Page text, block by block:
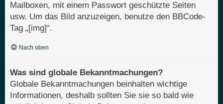
Mailboxen, mit einem Passwort geschützte Seiten
usw. Um das Bild anzuzeigen, benutze den BBCode-
Tag „[img]“.
Nach oben
Was sind globale Bekanntmachungen?
Globale Bekanntmachungen beinhalten wichtige
Informationen, deshalb sollten Sie sie so bald wie